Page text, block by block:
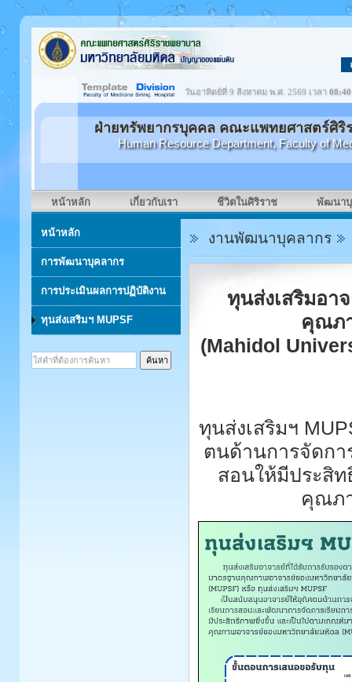
ฝ่ายทรัพยากรบุคคล คณะแพทยศาสตร์ศิริ
Human Resource Department, Faculty of
วันอาทิตย์ที่ 9 สิงหาคม พ.ศ. 2569 เวลา
หน้าหลัก เกี่ยวกับเรา ชีวิตในศิริราช พัฒนา
หน้าหลัก
การพัฒนาบุคลากร
การประเมินผลการปฏิบัติงาน
ทุนส่งเสริมฯ MUPSF
งานพัฒนาบุคลากร
ทุนส่งเสริมอา
คุณภ
(Mahidol
ทุนส่งเสริมฯ
ตนด้านการจัดกา
สอนให้มีประสิ
คุณภ